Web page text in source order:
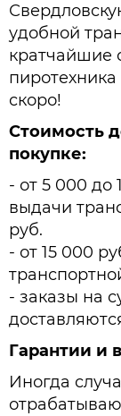
удобной
кратчайшие
скоро!
Стоимость
покупке:
- от 5 000 до
выдачи
руб.
- от 15 000
- заказы на
Гарантии и
Иногда